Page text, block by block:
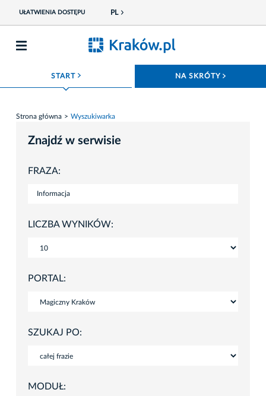
UŁATWIENIA DOSTĘPU PL
START ROZWIŃ MENU NA SKRÓTY
Strona główna Wyszukiwarka
Znajdź w serwisie
FRAZA:
LICZBA WYNIKÓW:
PORTAL:
SZUKAJ PO:
MODUŁ: